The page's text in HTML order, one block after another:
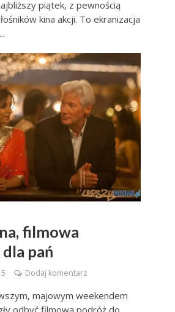
piątek, z pewnością
kina akcji. To ekranizacja
filmowa
pań
Dodaj komentarz
majowym weekendem
odbyć filmową podróż do